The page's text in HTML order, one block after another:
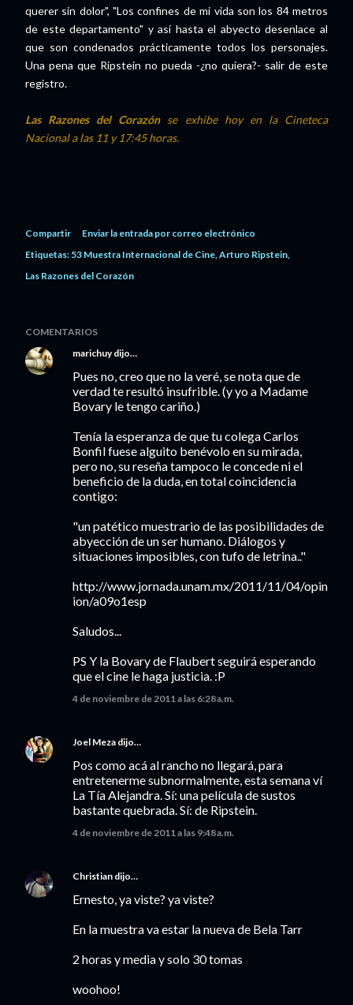
querer sin dolor", "Los confines de mi vida son los 84 metros
de este departamento" y así hasta el abyecto desenlace al
que son condenados prácticamente todos los personajes.
Una pena que Ripstein no pueda -¿no quiera?- salir de este
registro.
Las Razones del Corazón se exhibe hoy en la Cineteca
Nacional a las 11 y 17:45 horas.
Compartir
Enviar la entrada por correo electrónico
Etiquetas: 53 Muestra Internacional de Cine Arturo Ripstein
Las Razones del Corazón
COMENTARIOS
marichuydijo…
Pues no, creo que no la veré, se nota que de
verdad te resultó insufrible. (y yo a Madame
Bovary le tengo cariño.)
Tenía la esperanza de que tu colega Carlos
Bonfil fuese alguito benévolo en su mirada,
pero no, su reseña tampoco le concede ni el
beneficio de la duda, en total coincidencia
contigo:
"un patético muestrario de las posibilidades de
abyección de un ser humano. Diálogos y
situaciones imposibles, con tufo de letrina.."
http://www.jornada.unam.mx/2011/11/04/opin
ion/a09o1esp
Saludos...
PS Y la Bovary de Flaubert seguirá esperando
que el cine le haga justicia. :P
4 de noviembre de 2011 a las 6:28 a.m.
Joel Meza dijo…
Pos como acá al rancho no llegará, para
entretenerme subnormalmente, esta semana ví
La Tía Alejandra. Sí: una película de sustos
bastante quebrada. Sí: de Ripstein.
4 de noviembre de 2011 a las 9:48 a.m.
Christian dijo…
Ernesto, ya viste? ya viste?
En la muestra va estar la nueva de Bela Tarr
2 horas y media y solo 30 tomas
woohoo!